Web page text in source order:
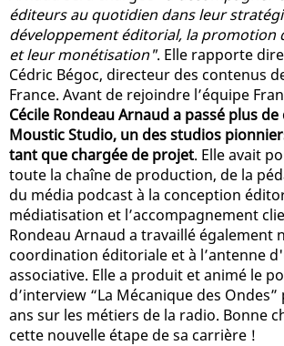
éditeurs au quotidien dans leur
développement éditorial, la promotion
et leur monétisation". Elle rapporte
Cédric Bégoc, directeur des contenus
France. Avant de rejoindre l’équipe
Cécile Rondeau Arnaud a passé plus
Moustic Studio, un des studios
tant que chargée de projet. Elle avait
toute la chaîne de production, de la
du média podcast à la conception
médiatisation et l’accompagnement
Rondeau Arnaud a travaillé également
coordination éditoriale et à l’antenne
associative. Elle a produit et animé le
d’interview “La Mécanique des
ans sur les métiers de la radio. Bonne
cette nouvelle étape de sa carrière !